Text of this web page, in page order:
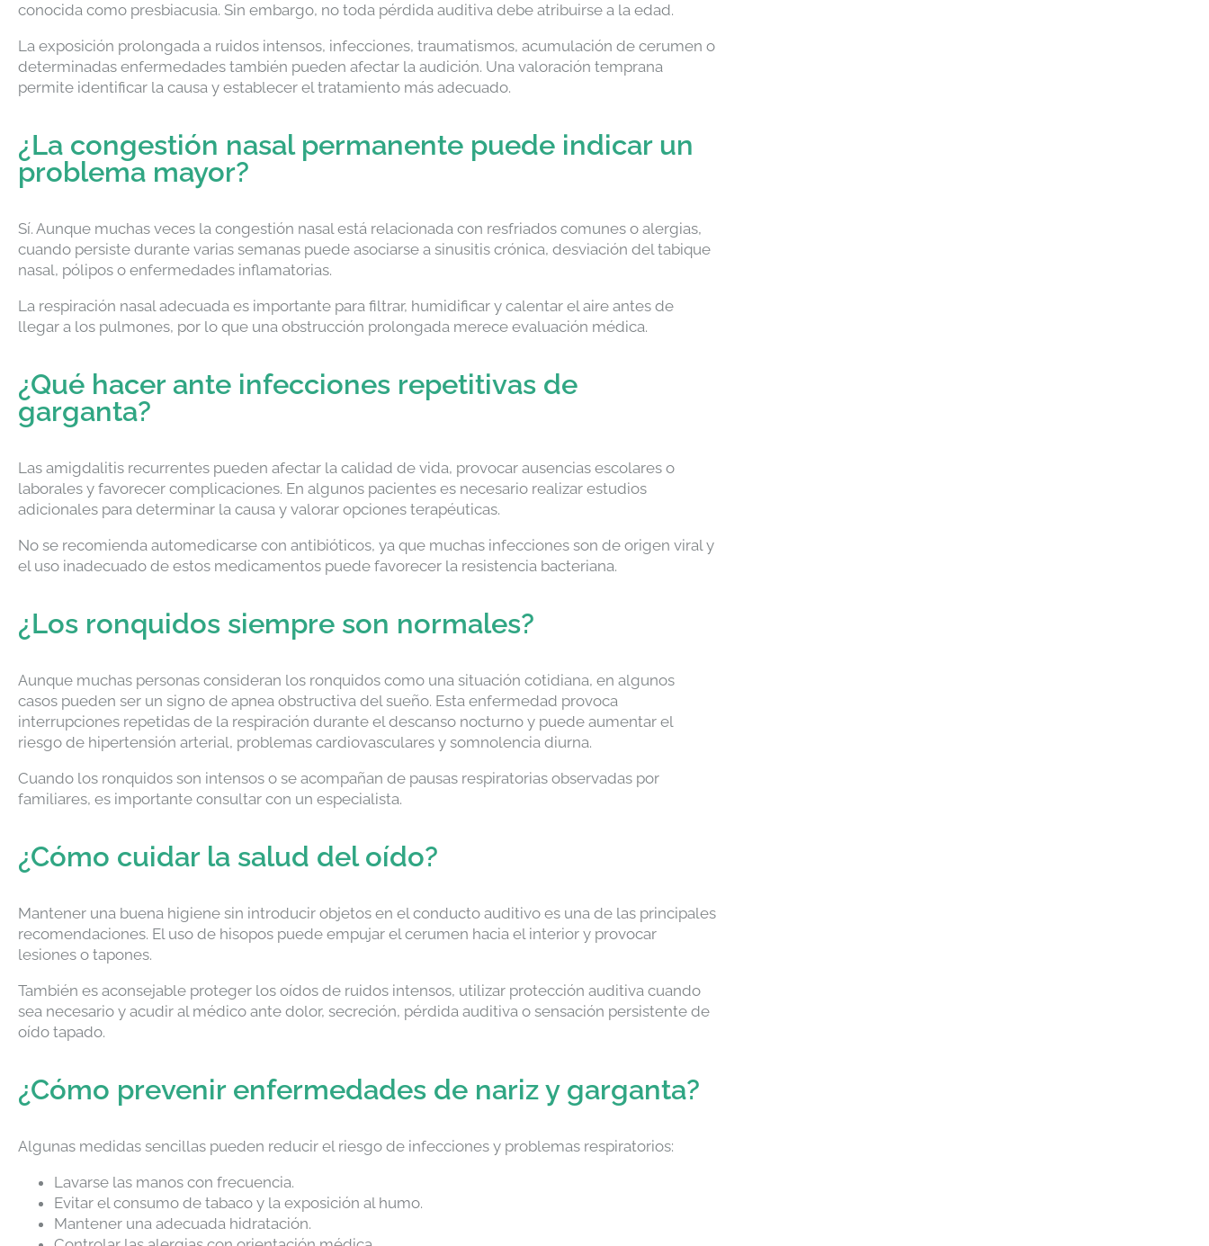
conocida como presbiacusia. Sin embargo, no toda pérdida auditiva debe atribuirse a la edad.
La exposición prolongada a ruidos intensos, infecciones, traumatismos, acumulación de cerumen o
determinadas enfermedades también pueden afectar la audición. Una valoración temprana
permite identificar la causa y establecer el tratamiento más adecuado.
¿La congestión nasal permanente puede indicar un
problema mayor?
Sí. Aunque muchas veces la congestión nasal está relacionada con resfriados comunes o alergias,
cuando persiste durante varias semanas puede asociarse a sinusitis crónica, desviación del tabique
nasal, pólipos o enfermedades inflamatorias.
La respiración nasal adecuada es importante para filtrar, humidificar y calentar el aire antes de
llegar a los pulmones, por lo que una obstrucción prolongada merece evaluación médica.
¿Qué hacer ante infecciones repetitivas de
garganta?
Las amigdalitis recurrentes pueden afectar la calidad de vida, provocar ausencias escolares o
laborales y favorecer complicaciones. En algunos pacientes es necesario realizar estudios
adicionales para determinar la causa y valorar opciones terapéuticas.
No se recomienda automedicarse con antibióticos, ya que muchas infecciones son de origen viral y
el uso inadecuado de estos medicamentos puede favorecer la resistencia bacteriana.
¿Los ronquidos siempre son normales?
Aunque muchas personas consideran los ronquidos como una situación cotidiana, en algunos
casos pueden ser un signo de apnea obstructiva del sueño. Esta enfermedad provoca
interrupciones repetidas de la respiración durante el descanso nocturno y puede aumentar el
riesgo de hipertensión arterial, problemas cardiovasculares y somnolencia diurna.
Cuando los ronquidos son intensos o se acompañan de pausas respiratorias observadas por
familiares, es importante consultar con un especialista.
¿Cómo cuidar la salud del oído?
Mantener una buena higiene sin introducir objetos en el conducto auditivo es una de las principales
recomendaciones. El uso de hisopos puede empujar el cerumen hacia el interior y provocar
lesiones o tapones.
También es aconsejable proteger los oídos de ruidos intensos, utilizar protección auditiva cuando
sea necesario y acudir al médico ante dolor, secreción, pérdida auditiva o sensación persistente de
oído tapado.
¿Cómo prevenir enfermedades de nariz y garganta?
Algunas medidas sencillas pueden reducir el riesgo de infecciones y problemas respiratorios:
Lavarse las manos con frecuencia.
Evitar el consumo de tabaco y la exposición al humo.
Mantener una adecuada hidratación.